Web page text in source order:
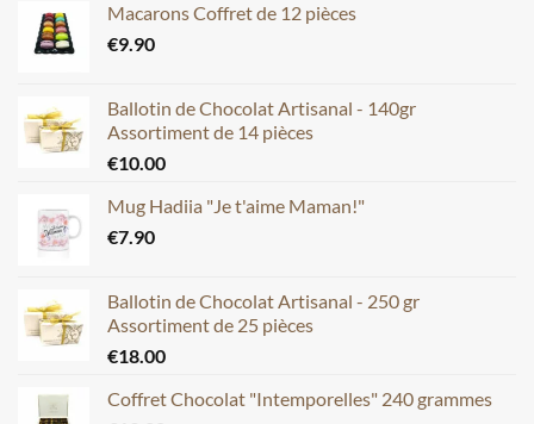
Macarons Coffret de 12 pièces
€9.90
Ballotin de Chocolat Artisanal - 140gr
Assortiment de 14 pièces
€10.00
Mug Hadiia "Je t'aime Maman!"
€7.90
Ballotin de Chocolat Artisanal - 250 gr
Assortiment de 25 pièces
€18.00
Coffret Chocolat "Intemporelles" 240 grammes